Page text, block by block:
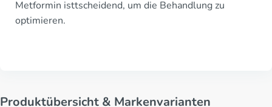
Metformin isttscheidend, um die Behandlung zu
optimieren.
Produktübersicht & Markenvarianten